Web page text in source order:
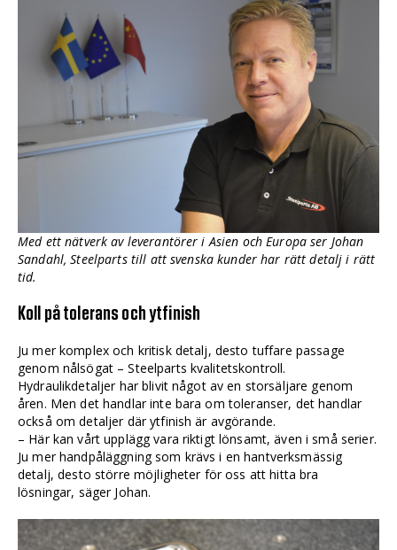
Med ett nätverk av leverantörer i Asien och Europa ser Johan
Sandahl, Steelparts till att svenska kunder har rätt detalj i rätt
tid.
Koll på tolerans och ytfinish
Ju mer komplex och kritisk detalj, desto tuffare passage
genom nålsögat – Steelparts kvalitetskontroll.
Hydraulikdetaljer har blivit något av en storsäljare genom
åren. Men det handlar inte bara om toleranser, det handlar
också om detaljer där ytfinish är avgörande.
– Här kan vårt upplägg vara riktigt lönsamt, även i små serier.
Ju mer handpåläggning som krävs i en hantverksmässig
detalj, desto större möjligheter för oss att hitta bra
lösningar, säger Johan.